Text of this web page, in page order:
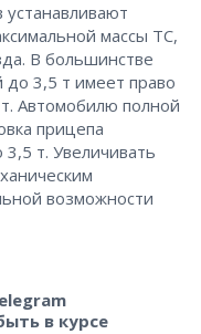
массы ТС,
В большинстве
до 3,5 т имеет право
Автомобилю полной
прицепа
т. Увеличивать
возможности
в курсе